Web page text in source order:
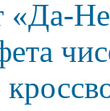
«Да-